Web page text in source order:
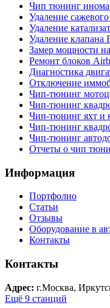
Чип тюнинг
Удаление
Удаление
Удаление клапана
Замер мощности
Ремонт блоков
Диагностика
Отключение
Чип-тюнинг
Чип-тюнинг
Чип-тюнинг яхт и
Чип-тюнинг
Чип-тюнинг
Отчеты о чип
Информация
Портфолио
Статьи
Отзывы
Оборудование в
Контакты
Контакты
Адрес: г.Москва,
Ещё 9 станций